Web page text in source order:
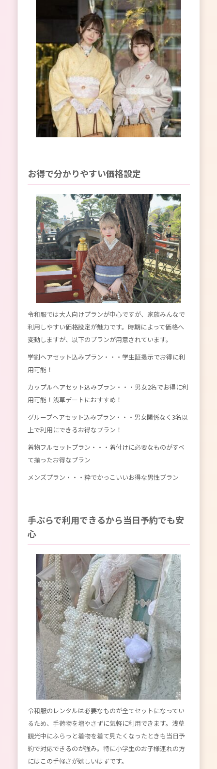
お得で分かりやすい価格設定
令和服では大人向けプランが中心ですが、家族みんなで
利用しやすい価格設定が魅力です。時期によって価格へ
変動しますが、以下のプランが用意されています。
学割ヘアセット込みプラン ・・・学生証提示でお得に利
用可能！
カップルヘアセット込みプラン ・・・男女2名でお得に利
用可能！浅草デートにおすすめ！
グループヘアセット込みプラン ・・・男女関係なく3名以
上で利用にできるお得なプラン！
着物フルセットプラン ・・・着付けに必要なものがすべ
て揃ったお得なプラン
メンズプラン ・・・粋でかっこいいお得な男性プラン
手ぶらで利用できるから当日予約でも安
心
令和服のレンタルは必要なものが全てセットになってい
るため、手荷物を増やさずに気軽に利用できます。浅草
観光中にふらっと着物を着て見たくなったときも当日予
約で対応できるのが強み。特に小学生のお子様連れの方
にはこの手軽さが嬉しいはずです。